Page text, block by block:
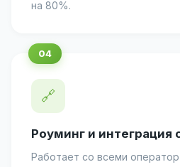
на 80%.
🔗
Роуминг и интеграция
Работает со всеми